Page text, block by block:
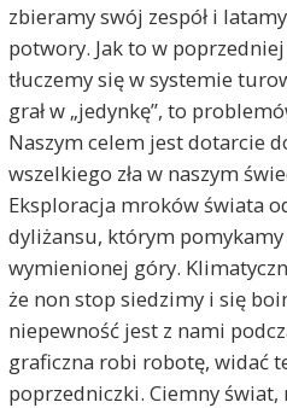
zbieramy swój zespół i
potwory. Jak to w
tłuczemy się w systemie
grał w „jedynkę”, to
Naszym celem jest dotarcie
wszelkiego zła w naszym
Eksploracja mroków świata
dyliżansu, którym
wymienionej góry.
że non stop siedzimy i się
niepewność jest z nami
graficzna robi robotę, widać
poprzedniczki. Ciemny świat,